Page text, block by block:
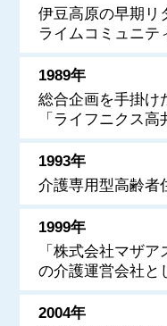
伊豆高原の早期リ
ライムコミュニテ
1989年
総合企画を手掛け
「ライフニクス高
1993年
介護専用型高齢者
1999年
「株式会社マザ
の介護運営会社と
2004年